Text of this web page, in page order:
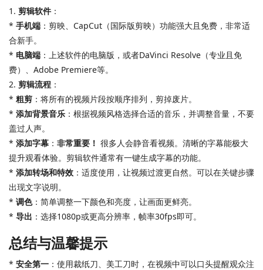
1. 剪辑软件 ：
* 手机端 ：剪映、CapCut（国际版剪映）功能强大且免费，非常适
合新手。
* 电脑端 ：上述软件的电脑版，或者DaVinci Resolve（专业且免
费）、Adobe Premiere等。
2. 剪辑流程 ：
* 粗剪 ：将所有的视频片段按顺序排列，剪掉废片。
* 添加背景音乐 ：根据视频风格选择合适的音乐，并调整音量，不要
盖过人声。
* 添加字幕 ： 非常重要！ 很多人会静音看视频。清晰的字幕能极大
提升观看体验。剪辑软件通常有一键生成字幕的功能。
* 添加转场和特效 ：适度使用，让视频过渡更自然。可以在关键步骤
出现文字说明。
* 调色：简单调整一下颜色和亮度，让画面更鲜亮。
* 导出 ：选择1080p或更高分辨率，帧率30fps即可。
总结与温馨提示
* 安全第一 ：使用裁纸刀、美工刀时，在视频中可以口头提醒观众注